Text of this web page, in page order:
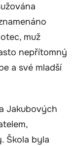
muž
nepřítomný
a své mladší
Jakubových
Škola byla